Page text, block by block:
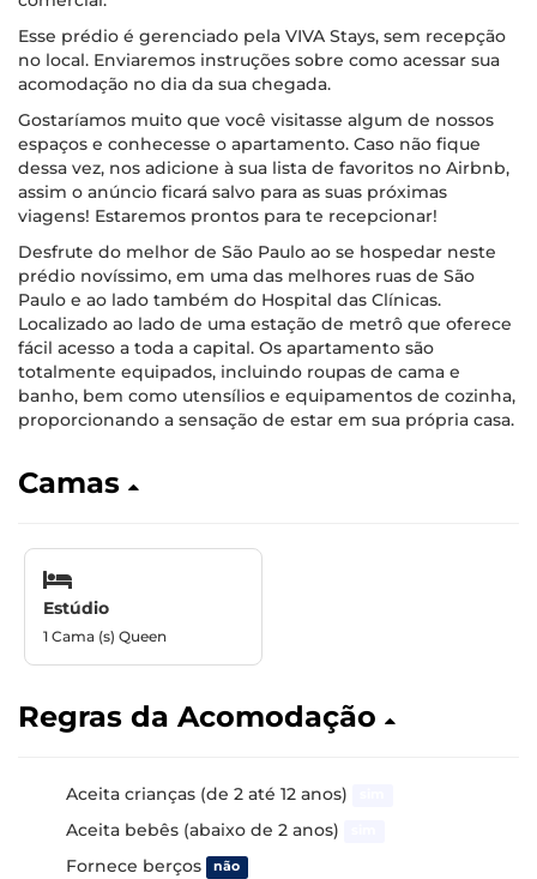
Esse prédio é gerenciado pela VIVA Stays, sem recepção
no local. Enviaremos instruções sobre como acessar sua
acomodação no dia da sua chegada.
Gostaríamos muito que você visitasse algum de nossos
espaços e conhecesse o apartamento. Caso não fique
dessa vez, nos adicione à sua lista de favoritos no Airbnb,
assim o anúncio ficará salvo para as suas próximas
viagens! Estaremos prontos para te recepcionar!
Desfrute do melhor de São Paulo ao se hospedar neste
prédio novíssimo, em uma das melhores ruas de São
Paulo e ao lado também do Hospital das Clínicas.
Localizado ao lado de uma estação de metrô que oferece
fácil acesso a toda a capital. Os apartamento são
totalmente equipados, incluindo roupas de cama e
banho, bem como utensílios e equipamentos de cozinha,
proporcionando a sensação de estar em sua própria casa.
Camas
Estúdio
1 Cama (s) Queen
Regras da Acomodação
Aceita crianças (de 2 até 12 anos)
Aceita bebês (abaixo de 2 anos)
Fornece berços não